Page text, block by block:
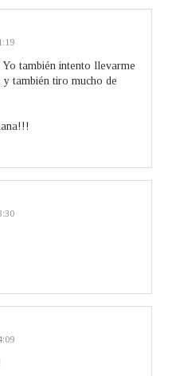
también intento llevarme
también tiro mucho de